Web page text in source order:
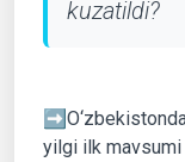
kuzatildi?
yilgi ilk